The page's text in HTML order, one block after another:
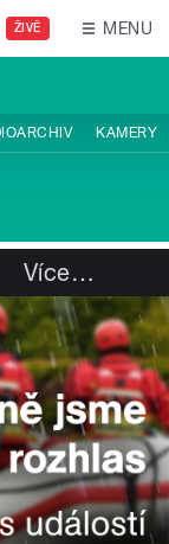
ŽIVĚ MENU
KAMERY
Více…